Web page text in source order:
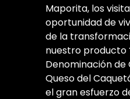
Maporita, los
oportunidad de
de la
nuestro producto
Denominación
Queso del
el gran esfuerzo